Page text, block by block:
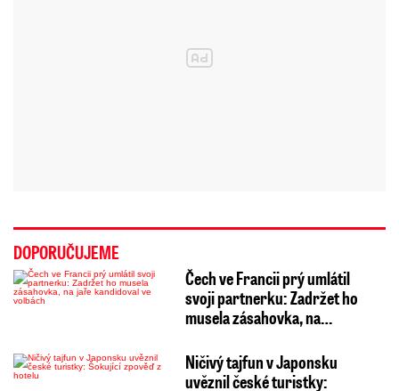
DOPORUČUJEME
Čech ve Francii prý umlátil
svoji partnerku: Zadržet ho
musela zásahovka, na…
Ničivý tajfun v Japonsku
uvěznil české turistky: